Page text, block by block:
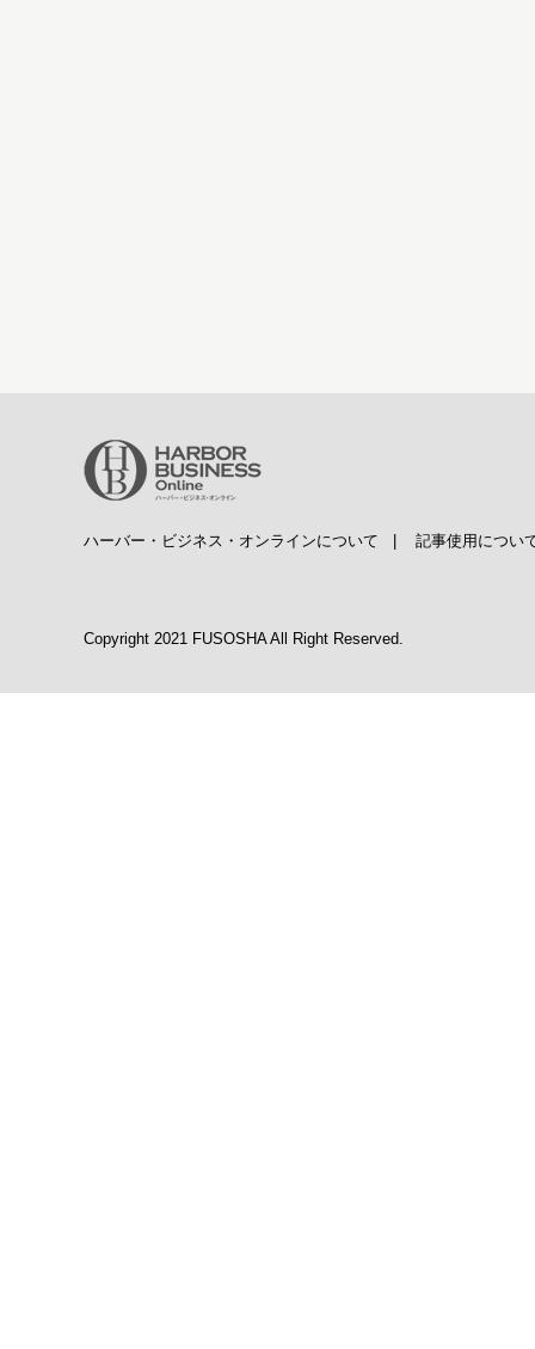
ハーバー・ビジネス・オンラインについて | 記事使用につい
Copyright 2021 FUSOSHA All Right Reserved.